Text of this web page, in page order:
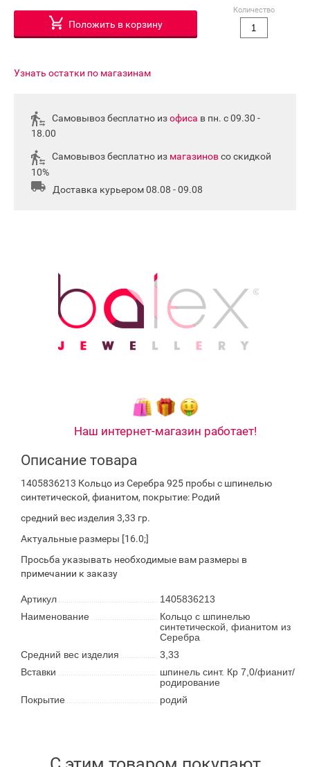
Положить в корзину
Количество
Узнать остатки по магазинам
Самовывоз бесплатно изофиса в пн. с 09.30 -
18.00
Самовывоз бесплатно из магазиновсо скидкой
10%
Доставка курьером 08.08 - 09.08
Наш интернет-магазин работает!
Описание товара
1405836213 Кольцо из Серебра 925 пробы с шпинелью
синтетической, фианитом, покрытие: Родий
средний вес изделия 3,33 гр.
Актуальные размеры [16.0;]
Просьба указывать необходимые вам размеры в
примечании к заказу
Артикул
1405836213
Наименование
Кольцо с шпинелью
синтетической, фианитом из
Серебра
Средний вес изделия
3,33
Вставки
шпинель синт. Кр 7,0/фианит/
родирование
Покрытие
родий